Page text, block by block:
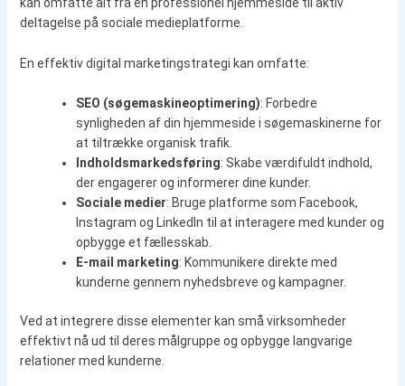
deltagelse på sociale medieplatforme.
En effektiv digital marketingstrategi kan omfatte:
SEO (søgemaskineoptimering): Forbedre
synligheden af din hjemmeside i søgemaskinerne for
at tiltrække organisk trafik.
Indholdsmarkedsføring: Skabe værdifuldt indhold,
der engagerer og informerer dine kunder.
Sociale medier: Bruge platforme som Facebook,
Instagram og LinkedIn til at interagere med kunder og
opbygge et fællesskab.
E-mail marketing: Kommunikere direkte med
kunderne gennem nyhedsbreve og kampagner.
Ved at integrere disse elementer kan små virksomheder
effektivt nå ud til deres målgruppe og opbygge langvarige
relationer med kunderne.